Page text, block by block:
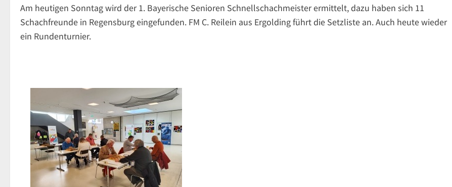
Am heutigen Sonntag wird der 1. Bayerische Senioren Schnellschachmeister ermittelt, dazu haben sich 11
Schachfreunde in Regensburg eingefunden. FM C. Reilein aus Ergolding führt die Setzliste an. Auch heute wieder
ein Rundenturnier.